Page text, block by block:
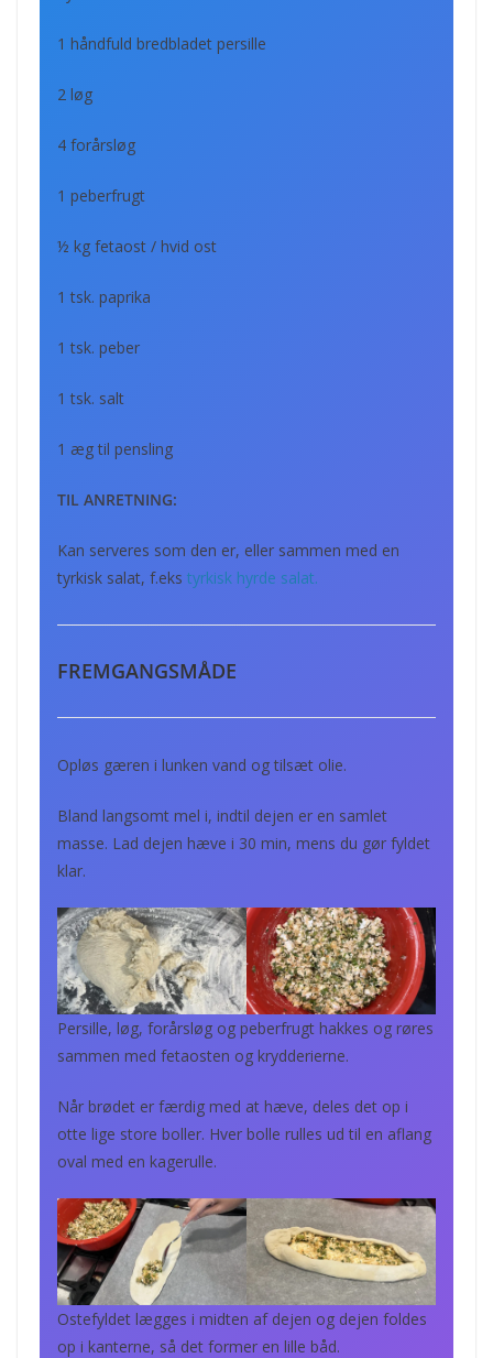
1 håndfuld bredbladet persille
2 løg
4 forårsløg
1 peberfrugt
½ kg fetaost / hvid ost
1 tsk. paprika
1 tsk. peber
1 tsk. salt
1 æg til pensling
TIL ANRETNING:
Kan serveres som den er, eller sammen med en
tyrkisk salat, f.eks tyrkisk hyrde salat.
FREMGANGSMÅDE
Opløs gæren i lunken vand og tilsæt olie.
Bland langsomt mel i, indtil dejen er en samlet
masse. Lad dejen hæve i 30 min, mens du gør fyldet
klar.
Persille, løg, forårsløg og peberfrugt hakkes og røres
sammen med fetaosten og krydderierne.
Når brødet er færdig med at hæve, deles det op i
otte lige store boller. Hver bolle rulles ud til en aflang
oval med en kagerulle.
Ostefyldet lægges i midten af dejen og dejen foldes
op i kanterne, så det former en lille båd.